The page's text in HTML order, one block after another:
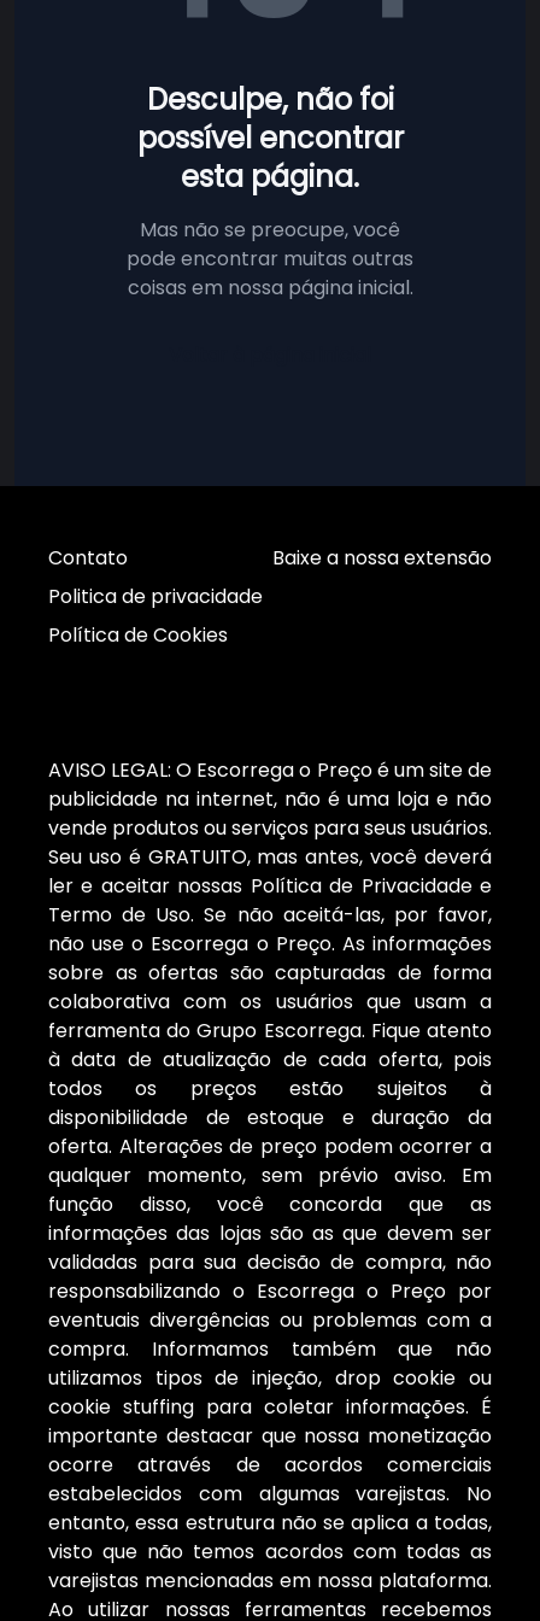
Desculpe, não foi
possível encontrar
esta página.
Mas não se preocupe, você
pode encontrar muitas outras
coisas em nossa página inicial.
Contato
Politica de privacidade
Política de Cookies
Baixe a nossa extensão
AVISO LEGAL: O Escorrega o Preço é um site de
publicidade na internet, não é uma loja e não
vende produtos ou serviços para seus usuários.
Seu uso é GRATUITO, mas antes, você deverá
ler e aceitar nossas Política de Privacidade e
Termo de Uso. Se não aceitá-las, por favor,
não use o Escorrega o Preço. As informações
sobre as ofertas são capturadas de forma
colaborativa com os usuários que usam a
ferramenta do Grupo Escorrega. Fique atento
à data de atualização de cada oferta, pois
todos os preços estão sujeitos à
disponibilidade de estoque e duração da
oferta. Alterações de preço podem ocorrer a
qualquer momento, sem prévio aviso. Em
função disso, você concorda que as
informações das lojas são as que devem ser
validadas para sua decisão de compra, não
responsabilizando o Escorrega o Preço por
eventuais divergências ou problemas com a
compra. Informamos também que não
utilizamos tipos de injeção, drop cookie ou
cookie stuffing para coletar informações. É
importante destacar que nossa monetização
ocorre através de acordos comerciais
estabelecidos com algumas varejistas. No
entanto, essa estrutura não se aplica a todas,
visto que não temos acordos com todas as
varejistas mencionadas em nossa plataforma.
Ao utilizar nossas ferramentas recebemos